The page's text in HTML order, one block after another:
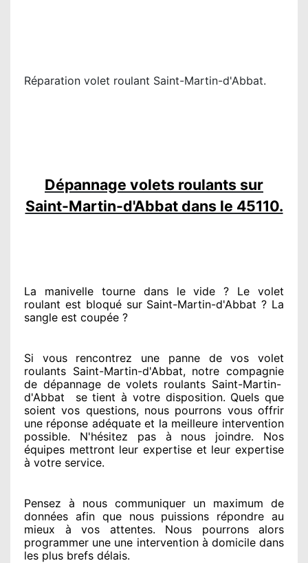
Réparation volet roulant Saint-Martin-d'Abbat.
Dépannage volets roulants sur
Saint-Martin-d'Abbat dans le 45110.
La manivelle tourne dans le vide ? Le volet
roulant est bloquésur Saint-Martin-d'Abbat ? La
sangle est coupée ?
Si vous rencontrez une panne de vos volet
roulants Saint-Martin-d'Abbat, notre compagnie
de dépannage de volets roulants Saint-Martin-
d'Abbat
se tient à votre disposition. Quels que
soient vos questions, nous pourrons vous offrir
une réponse adéquateet la meilleure intervention
possible. N'hésitez pas à nous joindre. Nos
équipes mettront leur expertise et leur expertise
à votre service.
Pensez à nous communiquer un maximum de
données afin que nous puissions répondre au
mieux à vos attentes. Nous pourrons alors
programmer une une intervention à domiciledans
les plus brefs délais.